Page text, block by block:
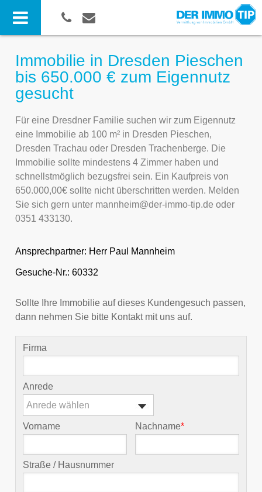
Immobilie in Dresden Pieschen
bis 650.000 € zum Eigennutz
gesucht
Für eine Dresdner Familie suchen wir zum Eigennutz
eine Immobilie ab 100 m² in Dresden Pieschen,
Dresden Trachau oder Dresden Trachenberge. Die
Immobilie sollte mindestens 4 Zimmer haben und
schnellstmöglich bezugsfrei sein. Ein Kaufpreis von
650.000,00€ sollte nicht überschritten werden. Melden
Sie sich gern unter mannheim@der-immo-tip.de oder
0351 433130.
Ansprechpartner: Herr Paul Mannheim
Gesuche-Nr.: 60332
Sollte Ihre Immobilie auf dieses Kundengesuch passen,
dann nehmen Sie bitte Kontakt mit uns auf.
Firma
Anrede
Anrede wählen
Vorname Nachname*
Straße / Hausnummer